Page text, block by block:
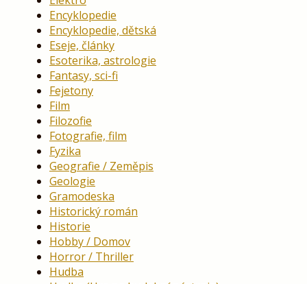
Encyklopedie
Encyklopedie, dětská
Eseje, články
Esoterika, astrologie
Fantasy, sci-fi
Fejetony
Film
Filozofie
Fotografie, film
Fyzika
Geografie / Zeměpis
Geologie
Gramodeska
Historický román
Historie
Hobby / Domov
Horror / Thriller
Hudba